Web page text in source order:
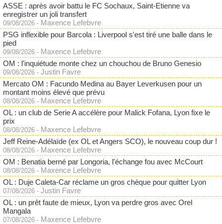
ASSE : après avoir battu le FC Sochaux, Saint-Etienne va
enregistrer un joli transfert
09/08/2026 - Maxence Lefebvre
PSG inflexible pour Barcola : Liverpool s'est tiré une balle dans le
pied
09/08/2026 - Maxence Lefebvre
OM : l'inquiétude monte chez un chouchou de Bruno Genesio
09/08/2026 - Justin Favre
Mercato OM : Facundo Medina au Bayer Leverkusen pour un
montant moins élevé que prévu
08/08/2026 - Maxence Lefebvre
OL : un club de Serie A accélère pour Malick Fofana, Lyon fixe le
prix
08/08/2026 - Maxence Lefebvre
Jeff Reine-Adélaïde (ex OL et Angers SCO), le nouveau coup dur !
08/08/2026 - Maxence Lefebvre
OM : Benatia berné par Longoria, l'échange fou avec McCourt
08/08/2026 - Maxence Lefebvre
OL : Duje Caleta-Car réclame un gros chèque pour quitter Lyon
07/08/2026 - Justin Favre
OL : un prêt faute de mieux, Lyon va perdre gros avec Orel
Mangala
07/08/2026 - Maxence Lefebvre